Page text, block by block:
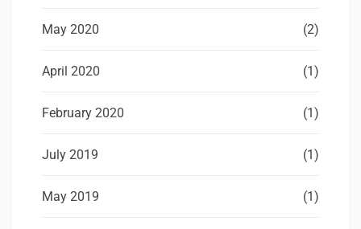
May 2020 (2)
April 2020 (1)
February 2020 (1)
July 2019 (1)
May 2019 (1)